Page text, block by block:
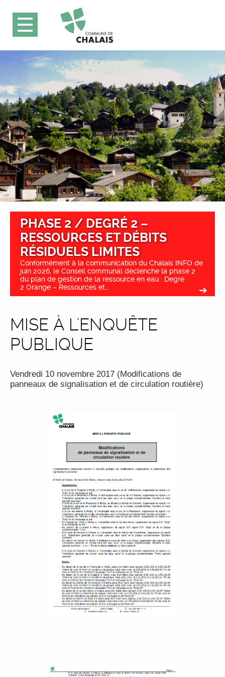
PHASE 2 / DEGRÉ 2 –
RESSOURCES ET DÉBITS
RÉSIDUELS LIMITES
Conformément à la communication du Chalais INFO de
juin 2026, le Conseil communal déclenche la phase 2
du plan de gestion de la ressource en eau : Degré
2 Orange – Ressources et...
MISE À L'ENQUÊTE
PUBLIQUE
Vendredi 10 novembre 2017 (Modifications de
panneaux de signalisation et de circulation routière)